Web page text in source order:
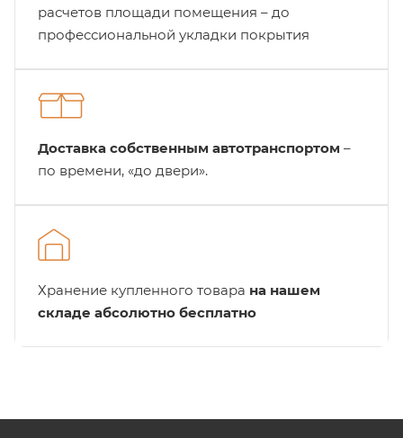
расчетов площади помещения – до
профессиональной укладки покрытия
Доставка собственным автотранспортом –
по времени, «до двери».
Хранение купленного товара на нашем
складе абсолютно бесплатно